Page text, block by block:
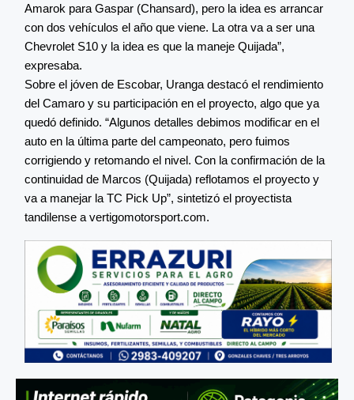
Amarok para Gaspar (Chansard), pero la idea es arrancar
con dos vehículos el año que viene. La otra va a ser una
Chevrolet S10 y la idea es que la maneje Quijada”,
expresaba.
Sobre el jóven de Escobar, Uranga destacó el rendimiento
del Camaro y su participación en el proyecto, algo que ya
quedó definido. “Algunos detalles debimos modificar en el
auto en la última parte del campeonato, pero fuimos
corrigiendo y retomando el nivel. Con la confirmación de la
continuidad de Marcos (Quijada) reflotamos el proyecto y
va a manejar la TC Pick Up”, sintetizó el proyectista
tandilense a vertigomotorsport.com.